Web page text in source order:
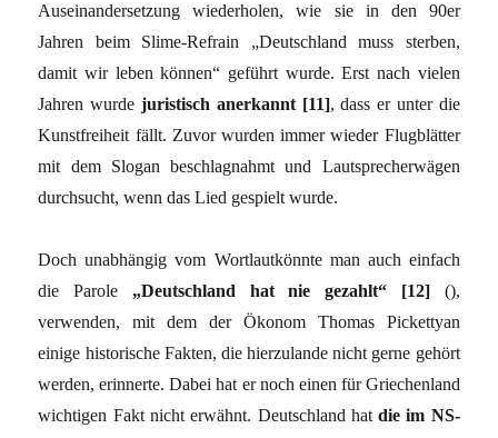
Auseinandersetzung wiederholen, wie sie in den 90er
Jahren beim Slime-Refrain „Deutschland muss sterben,
damit wir leben können“ geführt wurde. Erst nach vielen
Jahren wurde juristisch anerkannt [11], dass er unter die
Kunstfreiheit fällt. Zuvor wurden immer wieder Flugblätter
mit dem Slogan beschlagnahmt und Lautsprecherwägen
durchsucht, wenn das Lied gespielt wurde.
Doch unabhängig vom Wortlautkönnte man auch einfach
die Parole „Deutschland hat nie gezahlt“ [12](),
verwenden, mit dem der Ökonom Thomas Pickettyan
einige historische Fakten, die hierzulande nicht gerne gehört
werden, erinnerte. Dabei hat er noch einen für Griechenland
wichtigen Fakt nicht erwähnt. Deutschland hatdie im NS-